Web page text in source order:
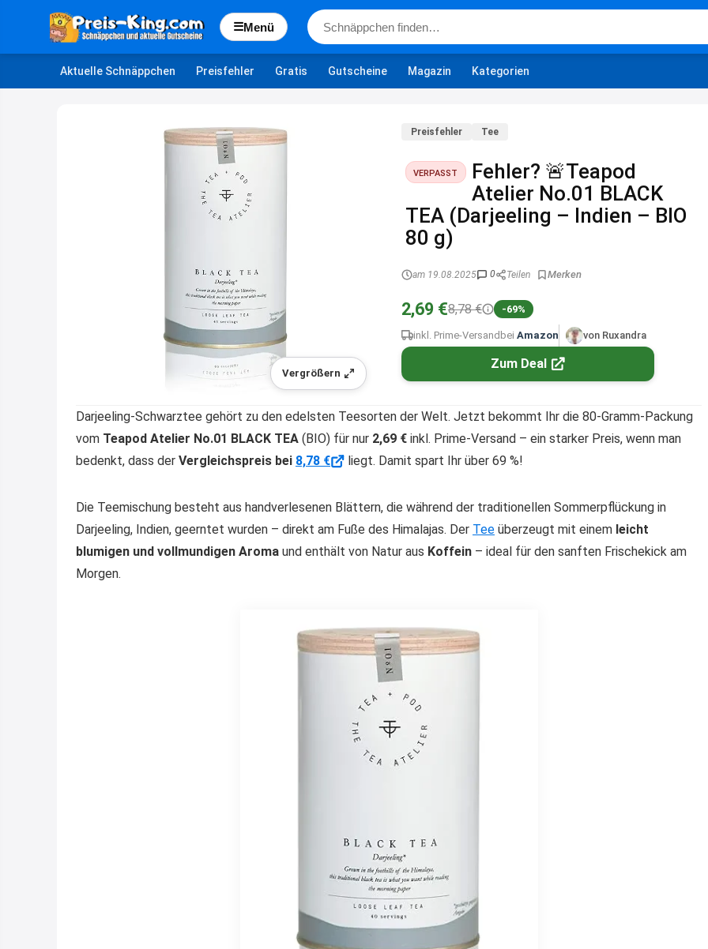
☰Menü
Aktuelle Schnäppchen Preisfehler Gratis Gutscheine Magazin Kategorien
Vergrößern
Preisfehler Tee
VERPASST
Fehler? 🚨Teapod
Atelier No.01 BLACK
TEA (Darjeeling – Indien – BIO
80 g)
am 19.08.2025 0 Teilen
2,69 €8,78 € -69%
inkl. Prime-Versand bei Amazon von Ruxandra
Zum Deal
Darjeeling-Schwarztee gehört zu den edelsten Teesorten der Welt. Jetzt bekommt Ihr die 80-Gramm-Packung
vom Teapod Atelier No.01 BLACK TEA (BIO) für nur 2,69 € inkl. Prime-Versand – ein starker Preis, wenn man
bedenkt, dass der Vergleichspreis bei 8,78 € liegt. Damit spart Ihr über 69 %!
Die Teemischung besteht aus handverlesenen Blättern, die während der traditionellen Sommerpflückung in
Darjeeling, Indien, geerntet wurden – direkt am Fuße des Himalajas. Der Tee überzeugt mit einem leicht
blumigen und vollmundigen Aroma und enthält von Natur aus Koffein – ideal für den sanften Frischekick am
Morgen.